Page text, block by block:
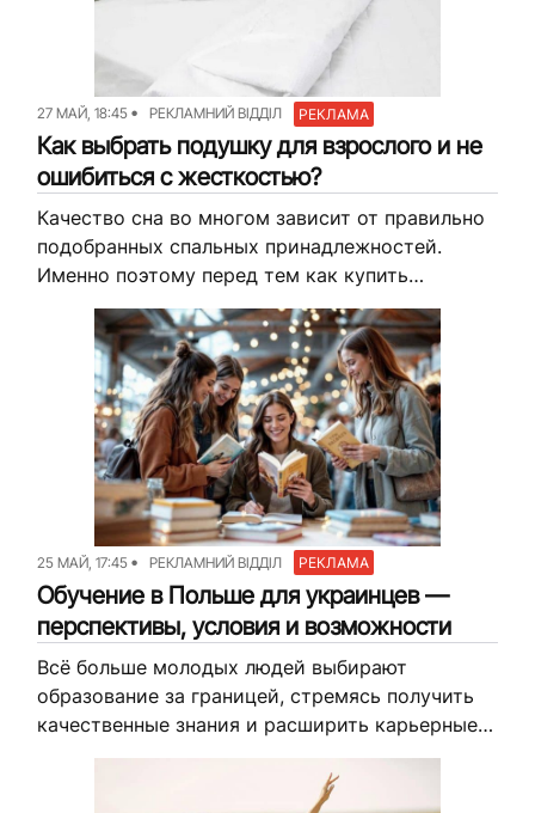
27 МАЙ, 18:45 РЕКЛАМНИЙ ВІДДІЛ РЕКЛАМА
Как выбрать подушку для взрослого и не
ошибиться с жесткостью?
Качество сна во многом зависит от правильно
подобранных спальных принадлежностей.
Именно поэтому перед тем как купить
подушку, важно учитывать не только размер
или наполнитель, но и уровень жесткости.
Слишком мягкая...
25 МАЙ, 17:45 РЕКЛАМНИЙ ВІДДІЛ РЕКЛАМА
Обучение в Польше для украинцев —
перспективы, условия и возможности
Всё больше молодых людей выбирают
образование за границей, стремясь получить
качественные знания и расширить карьерные
перспективы. Польша привлекает украинских
студентов доступностью программ, близостью